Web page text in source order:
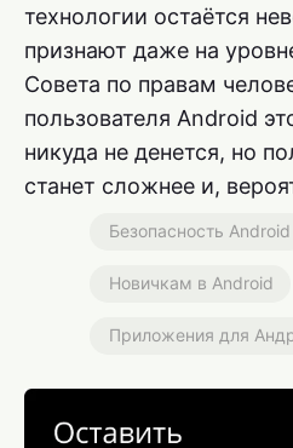
технологии остаётся
признают даже на
Совета по правам
пользователя Android
никуда не денется, но
станет сложнее и,
Безопасность Android
Новичкам в Android
Приложения для